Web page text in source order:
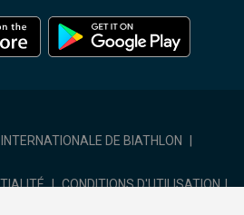
DE BIATHLON |
| CONDITIONS D'UTILISATION |